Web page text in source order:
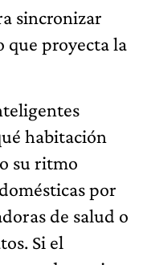
sincronizar
que proyecta la
habitación
su ritmo
por
de salud o
Si el